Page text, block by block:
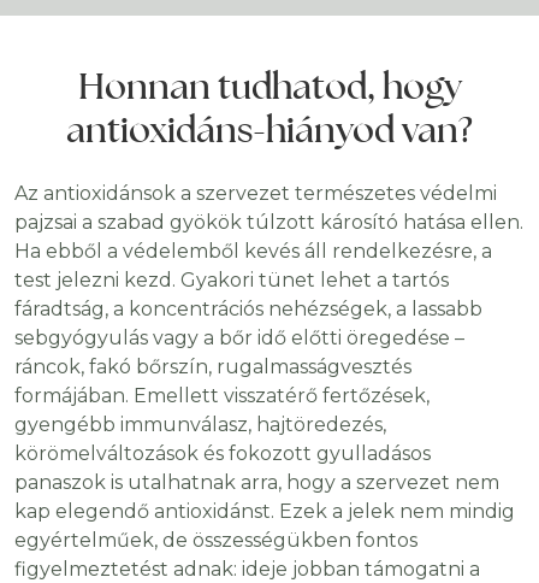
Honnan tudhatod, hogy
antioxidáns-hiányod van?
Az antioxidánsok a szervezet természetes védelmi
pajzsai a szabad gyökök túlzott károsító hatása ellen.
Ha ebből a védelemből kevés áll rendelkezésre, a
test jelezni kezd. Gyakori tünet lehet a tartós
fáradtság, a koncentrációs nehézségek, a lassabb
sebgyógyulás vagy a bőr idő előtti öregedése –
ráncok, fakó bőrszín, rugalmasságvesztés
formájában. Emellett visszatérő fertőzések,
gyengébb immunválasz, hajtöredezés,
körömelváltozások és fokozott gyulladásos
panaszok is utalhatnak arra, hogy a szervezet nem
kap elegendő antioxidánst. Ezek a jelek nem mindig
egyértelműek, de összességükben fontos
figyelmeztetést adnak: ideje jobban támogatni a